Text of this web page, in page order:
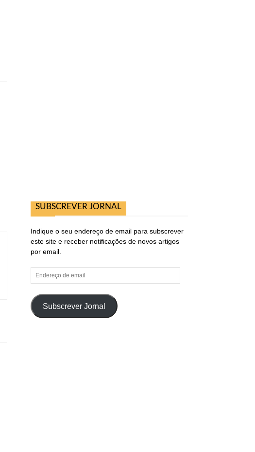
SUBSCREVER JORNAL
Indique o seu endereço de email para subscrever
este site e receber notificações de novos artigos
por email.
Endereço
de
Subscrever Jornal